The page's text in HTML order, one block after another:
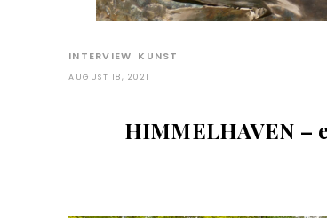
INTERVIEW KUNST
AUGUST 18, 2021
HIMMELHAVEN –